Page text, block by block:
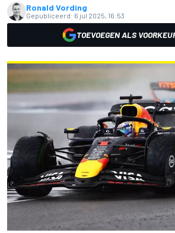
Ronald Vording
Gepubliceerd: 6 jul 2025, 16:53
TOEVOEGEN ALS